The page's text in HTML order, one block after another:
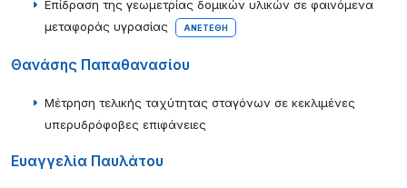
Επίδραση της γεωμετρίας δομικών υλικών σε φαινόμενα
μεταφοράς υγρασίας
ΑΝΕΤΈΘΗ
Θανάσης Παπαθανασίου
Μέτρηση τελικής ταχύτητας σταγόνων σε κεκλιμένες
υπερυδρόφοβες επιφάνειες
Ευαγγελία Παυλάτου